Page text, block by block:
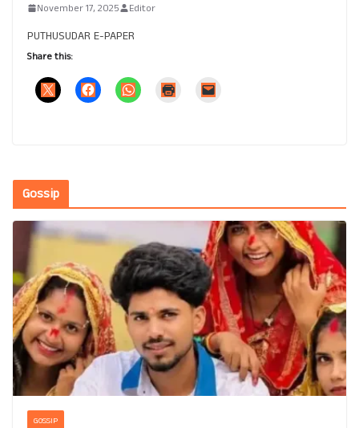
November 17, 2025 Editor
PUTHUSUDAR E-PAPER
Share this:
Gossip
GOSSIP